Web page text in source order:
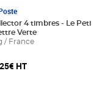
panier
4 timbres - Le Petit
Verte
/ France
HT